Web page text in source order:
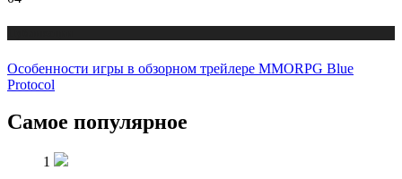
Особенности игры в обзорном трейлере MMORPG Blue
Protocol
Самое популярное
1